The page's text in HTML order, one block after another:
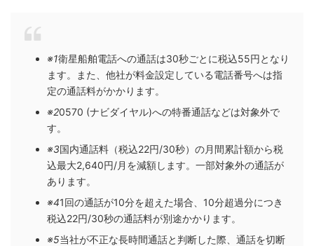
※1衛星船舶電話への通話は30秒ごとに税込55円となり
ます。また、他社が料金設定している電話番号へは指
定の通話料がかかります。
※20570 (ナビダイヤル)への特番通話などは対象外で
す。
※3国内通話料（税込22円/30秒）の月間累計額から税
込最大2,640円/月を減額します。一部対象外の通話が
あります。
※41回の通話が10分を超えた場合、10分超過分につき
税込22円/30秒の通話料が別途かかります。
※5当社が不正な長時間通話と判断した際、通話を切断